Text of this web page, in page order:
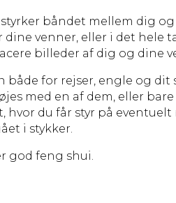
styrker båndet mellem dig
venner, eller i det hele
billeder af dig og dine
både for rejser, engle og dit
med en af dem, eller bare
du får styr på eventuelt
i stykker.
god feng shui.